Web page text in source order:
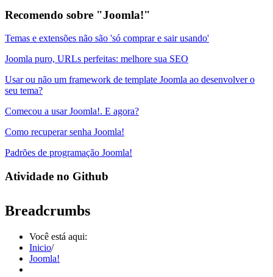
Recomendo sobre "Joomla!"
Temas e extensões não são 'só comprar e sair usando'
Joomla puro, URLs perfeitas: melhore sua SEO
Usar ou não um framework de template Joomla ao desenvolver o
seu tema?
Comecou a usar Joomla!. E agora?
Como recuperar senha Joomla!
Padrões de programação Joomla!
Atividade no Github
Breadcrumbs
Você está aqui:
Inicio/
Joomla!